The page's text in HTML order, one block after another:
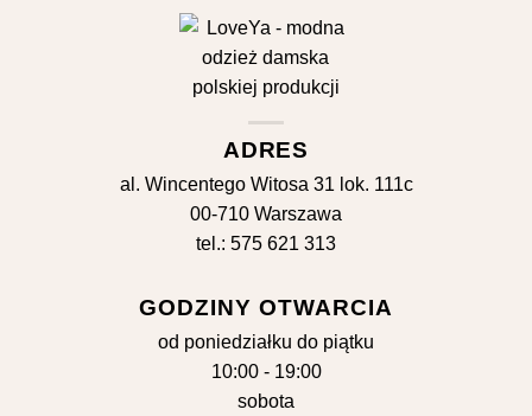
ADRES
al. Wincentego Witosa 31 lok. 111c
00-710 Warszawa
tel.: 575 621 313
GODZINY OTWARCIA
od poniedziałku do piątku
10:00 - 19:00
sobota